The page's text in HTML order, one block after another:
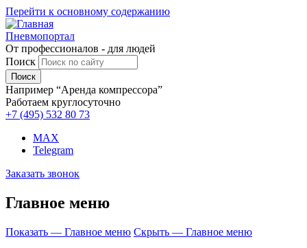
Перейти к основному содержанию
Пневмопортал
От профессионалов - для людей
Поиск
Например “Аренда компрессора”
Работаем круглосуточно
+7 (495) 532 80 73
MAX
Telegram
Заказать звонок
Главное меню
Показать — Главное меню Скрыть — Главное меню